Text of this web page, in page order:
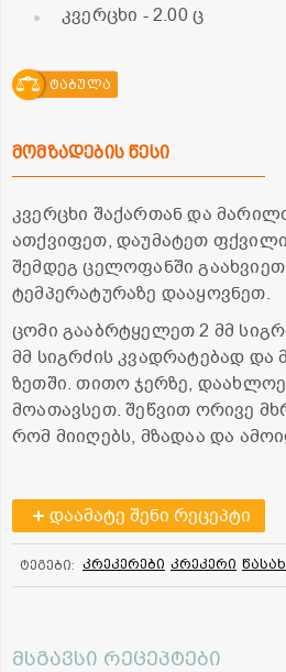
კვერცხი - 2.00 ც
ტაბულა
მომზადების წესი
კვერცხი შაქართან და
ათქვიფეთ, დაუმატეთ
შემდეგ ცელოფანში
ტემპერატურაზე დააყოვნეთ.
ცომი გააბრტყელეთ 2 მმ
მმ სიგრძის კვადრატებად
ზეთში. თითო ჯერზე,
მოათავსეთ. შეწვით ორივე
რომ მიიღებს, მზადაა და
დაამატე შენი რეცეპტი
ტეგები: კრეკერები კრეკერი
მსგავსი რეცეპტები